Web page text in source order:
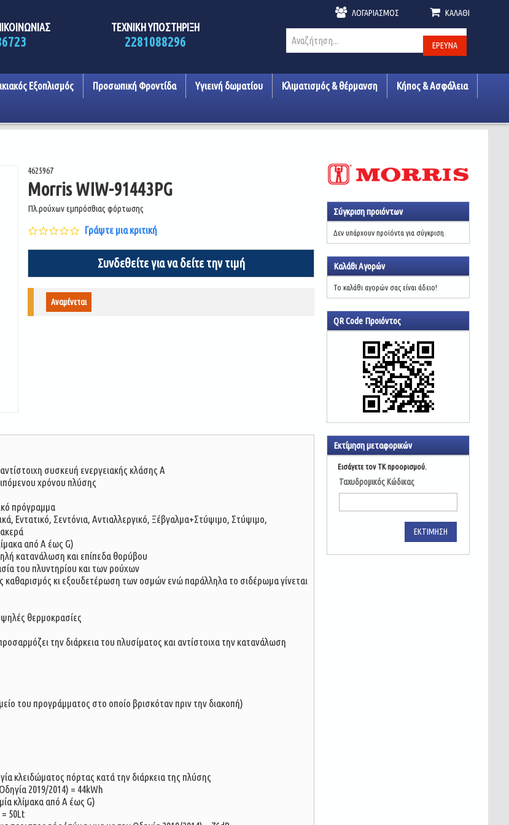
ΤΕΧΝΙΚΗ ΥΠΟΣΤΗΡΙΞΗ
2281088296
ΛΟΓΑΡΙΑΣΜΌΣ ΚΑΛΆΘΙ
ΈΡΕΥΝΑ
Εξοπλισμός Προσωπική Φροντίδα Υγιεινή δωματίου Κλιματισμός & θέρμανση Κήπος & Ασφάλεια
4625967
Morris WIW-91443PG
Πλ.ρούχων εμπρόσθιας φόρτωσης
0.0
star
rating
Γράψτε μια κριτική
Συνδεθείτε για να δείτε την τιμή
Αναμένεται
συσκευή ενεργειακής κλάσης Α
χρόνου πλύσης
πρόγραμμα
Εντατικό, Σεντόνια, Αντιαλλεργικό, Ξέβγαλμα+Στύψιμο, Στύψιμο,
από A έως G)
κατανάλωση και επίπεδα θορύβου
του πλυντηρίου και των ρούχων
καθαρισμός κι εξουδετέρωση των οσμών ενώ παράλληλα το σιδέρωμα γίνεται
θερμοκρασίες
την διάρκεια του πλυσίματος και αντίστοιχα την κατανάλωση
του προγράμματος στο οποίο βρισκόταν πριν την διακοπή)
κλειδώματος πόρτας κατά την διάρκεια της πλύσης
2019/2014) = 44kWh
κλίμακα από A έως G)
50Lt
Σύγκριση προιόντων
Δεν υπάρχουν προϊόντα για σύγκριση.
Καλάθι Αγορών
Το καλάθι αγορών σας είναι άδειο!
QR Code Προιόντος
Εκτίμηση μεταφορικών
Εισάγετε τον ΤΚ προορισμού.
Ταχυδρομικός Κώδικας
ΕΚΤΊΜΗΣΗ